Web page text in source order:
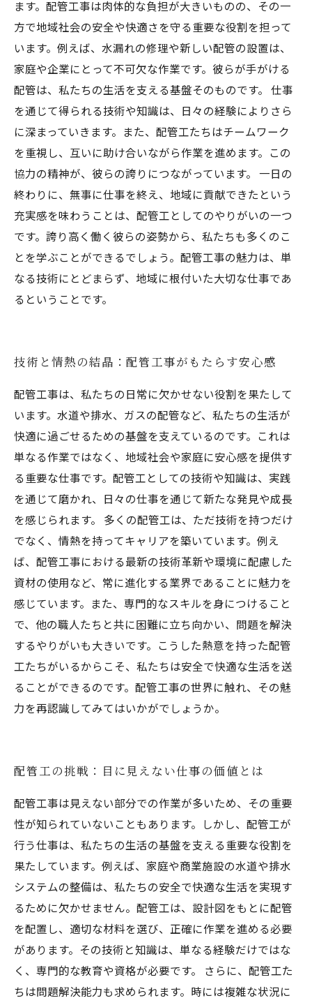
ます。配管工事は肉体的な負担が大きいものの、その一
方で地域社会の安全や快適さを守る重要な役割を担って
います。例えば、水漏れの修理や新しい配管の設置は、
家庭や企業にとって不可欠な作業です。彼らが手がける
配管は、私たちの生活を支える基盤そのものです。 仕事
を通じて得られる技術や知識は、日々の経験によりさら
に深まっていきます。また、配管工たちはチームワーク
を重視し、互いに助け合いながら作業を進めます。この
協力の精神が、彼らの誇りにつながっています。 一日の
終わりに、無事に仕事を終え、地域に貢献できたという
充実感を味わうことは、配管工としてのやりがいの一つ
です。誇り高く働く彼らの姿勢から、私たちも多くのこ
とを学ぶことができるでしょう。配管工事の魅力は、単
なる技術にとどまらず、地域に根付いた大切な仕事であ
るということです。
技術と情熱の結晶：配管工事がもたらす安心感
配管工事は、私たちの日常に欠かせない役割を果たして
います。水道や排水、ガスの配管など、私たちの生活が
快適に過ごせるための基盤を支えているのです。これは
単なる作業ではなく、地域社会や家庭に安心感を提供す
る重要な仕事です。配管工としての技術や知識は、実践
を通じて磨かれ、日々の仕事を通じて新たな発見や成長
を感じられます。 多くの配管工は、ただ技術を持つだけ
でなく、情熱を持ってキャリアを築いています。例え
ば、配管工事における最新の技術革新や環境に配慮した
資材の使用など、常に進化する業界であることに魅力を
感じています。また、専門的なスキルを身につけること
で、他の職人たちと共に困難に立ち向かい、問題を解決
するやりがいも大きいです。こうした熱意を持った配管
工たちがいるからこそ、私たちは安全で快適な生活を送
ることができるのです。配管工事の世界に触れ、その魅
力を再認識してみてはいかがでしょうか。
配管工の挑戦：目に見えない仕事の価値とは
配管工事は見えない部分での作業が多いため、その重要
性が知られていないこともあります。しかし、配管工が
行う仕事は、私たちの生活の基盤を支える重要な役割を
果たしています。例えば、家庭や商業施設の水道や排水
システムの整備は、私たちの安全で快適な生活を実現す
るために欠かせません。配管工は、設計図をもとに配管
を配置し、適切な材料を選び、正確に作業を進める必要
があります。その技術と知識は、単なる経験だけではな
く、専門的な教育や資格が必要です。 さらに、配管工た
ちは問題解決能力も求められます。時には複雑な状況に